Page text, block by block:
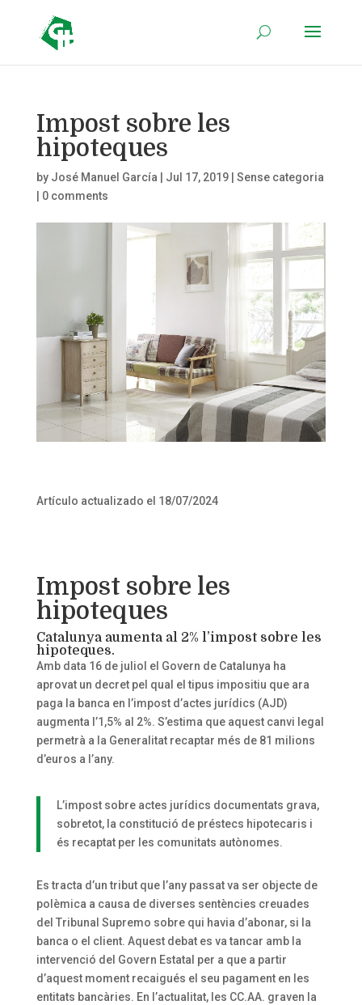
Impost sobre les
hipoteques
by José Manuel García Jul 17, 2019| Sense categoria
0 comments
Artículo actualizado el 18/07/2024
Impost sobre les
hipoteques
Catalunya aumenta al 2% l’impost sobre les
hipoteques.
Amb data 16 de juliol el Govern de Catalunya ha
aprovat un decret pel qual el tipus impositiu que ara
paga la banca en l’impost d’actes jurídics (AJD)
augmenta l’1,5% al 2%. S’estima que aquest canvi legal
permetrà a la Generalitat recaptar més de 81 milions
d’euros a l’any.
L’impost sobre actes jurídics documentats grava,
sobretot, la constitució de préstecs hipotecaris i
és recaptat per les comunitats autònomes.
Es tracta d’un tribut que l’any passat va ser objecte de
polèmica a causa de diverses sentències creuades
del Tribunal Supremo sobre qui havia d’abonar, si la
banca o el client. Aquest debat es va tancar amb la
intervenció del Govern Estatal per a que a partir
d’aquest moment recaigués el seu pagament en les
entitats bancàries. En l’actualitat, les CC.AA. graven la